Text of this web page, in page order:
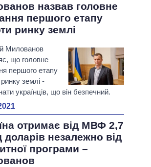
назвав головне
першого етапу
ринку землі
Милованов
що головне
першого етапу
землі -
українців, що він безпечний.
отримає від МВФ 2,7
доларів незалежно від
програми –